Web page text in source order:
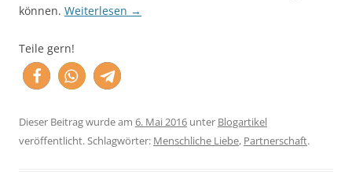
können. Weiterlesen →
Teile gern!
Dieser Beitrag wurde am 6. Mai 2016 unter Blogartikel
veröffentlicht. Schlagwörter: Menschliche Liebe, Partnerschaft.